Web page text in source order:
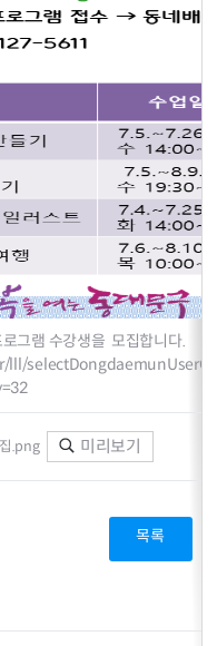
그램 수강생을 모집합니다.
.png 미리보기
목록